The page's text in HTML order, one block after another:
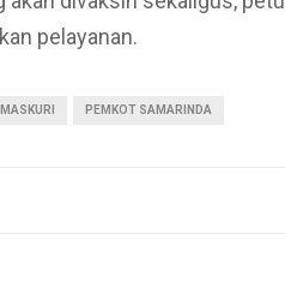
pelayanan.
MASKURI PEMKOT SAMARINDA